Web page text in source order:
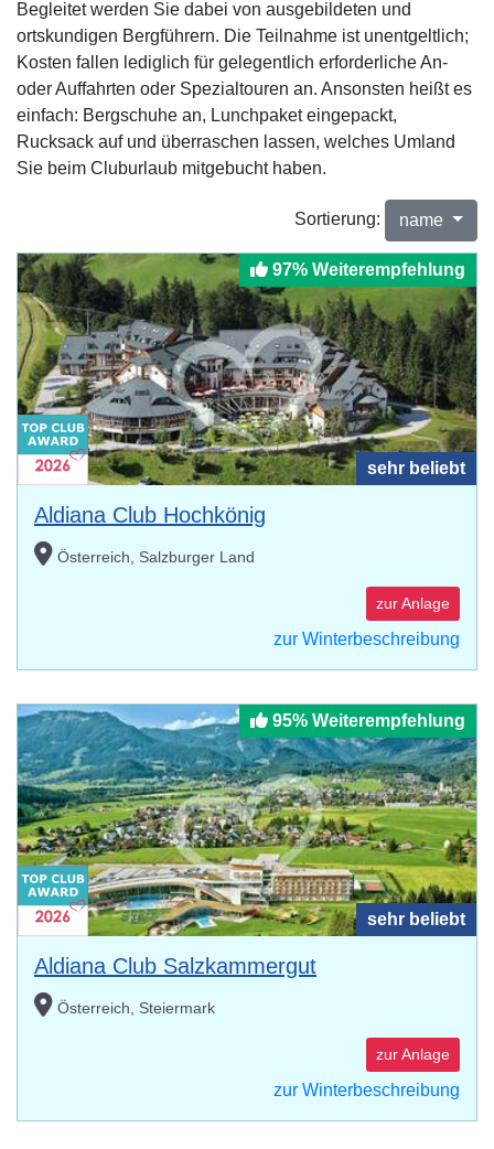
Begleitet werden Sie dabei von ausgebildeten und
ortskundigen Bergführern. Die Teilnahme ist unentgeltlich;
Kosten fallen lediglich für gelegentlich erforderliche An-
oder Auffahrten oder Spezialtouren an. Ansonsten heißt es
einfach: Bergschuhe an, Lunchpaket eingepackt,
Rucksack auf und überraschen lassen, welches Umland
Sie beim Cluburlaub mitgebucht haben.
Sortierung: name
97% Weiterempfehlung
sehr beliebt
Aldiana Club Hochkönig
Österreich, Salzburger Land
zur Anlage
zur Winterbeschreibung
95% Weiterempfehlung
sehr beliebt
Aldiana Club Salzkammergut
Österreich, Steiermark
zur Anlage
zur Winterbeschreibung